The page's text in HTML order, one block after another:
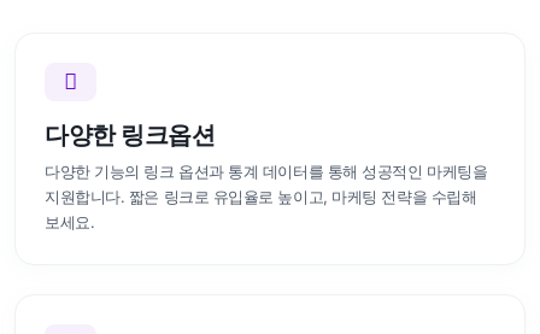
다양한 링크옵션
다양한 기능의 링크 옵션과 통계 데이터를 통해 성공적인 마케팅을
지원합니다. 짧은 링크로 유입율로 높이고, 마케팅 전략을 수립해
보세요.